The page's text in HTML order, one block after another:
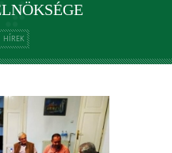
HÍREK